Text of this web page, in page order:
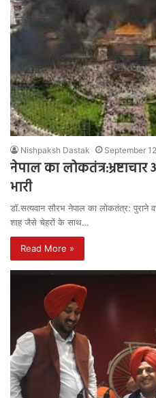
Nishpaksh Dastak September
नेपाल का
भारी
डॉ.सत्यवान सौरभ नेपाल का लोकतंत्र: पुराने
शाह जैसे चेहरों के साथ…
Read More »